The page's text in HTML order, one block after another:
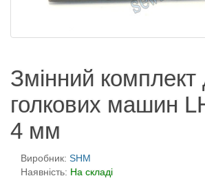
Змінний комплект
голкових машин
4 мм
Виробник: SHM
Наявність: На складі